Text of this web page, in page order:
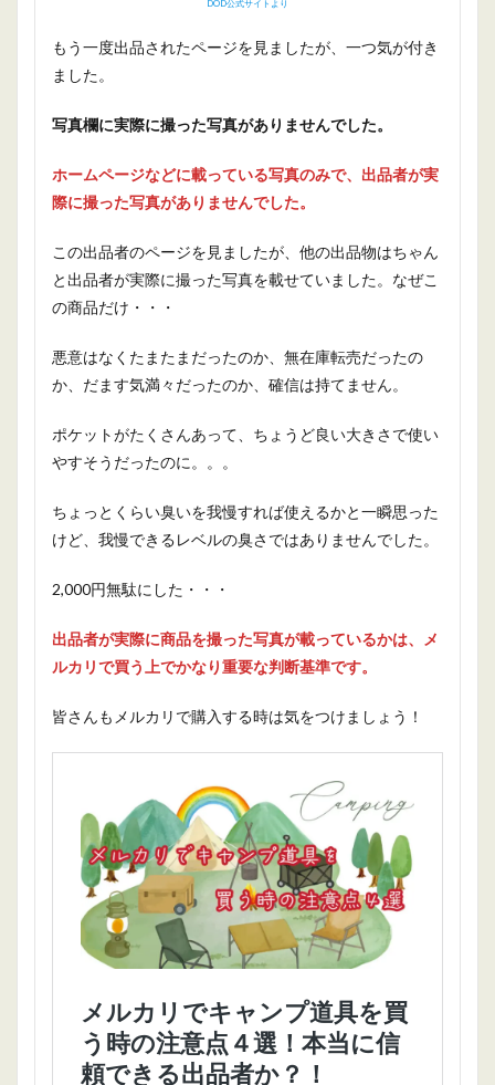
DOD公式サイトより
もう一度出品されたページを見ましたが、一つ気が付き
ました。
写真欄に実際に撮った写真がありませんでした。
ホームページなどに載っている写真のみで、出品者が実
際に撮った写真がありませんでした。
この出品者のページを見ましたが、他の出品物はちゃん
と出品者が実際に撮った写真を載せていました。なぜこ
の商品だけ・・・
悪意はなくたまたまだったのか、無在庫転売だったの
か、だます気満々だったのか、確信は持てません。
ポケットがたくさんあって、ちょうど良い大きさで使い
やすそうだったのに。。。
ちょっとくらい臭いを我慢すれば使えるかと一瞬思った
けど、我慢できるレベルの臭さではありませんでした。
2,000円無駄にした・・・
出品者が実際に商品を撮った写真が載っているかは、メ
ルカリで買う上でかなり重要な判断基準です。
皆さんもメルカリで購入する時は気をつけましょう！